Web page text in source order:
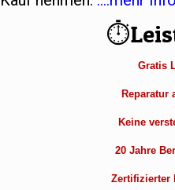
Gratis
Reparatur
Keine
20 Jahre
Zertifizierter